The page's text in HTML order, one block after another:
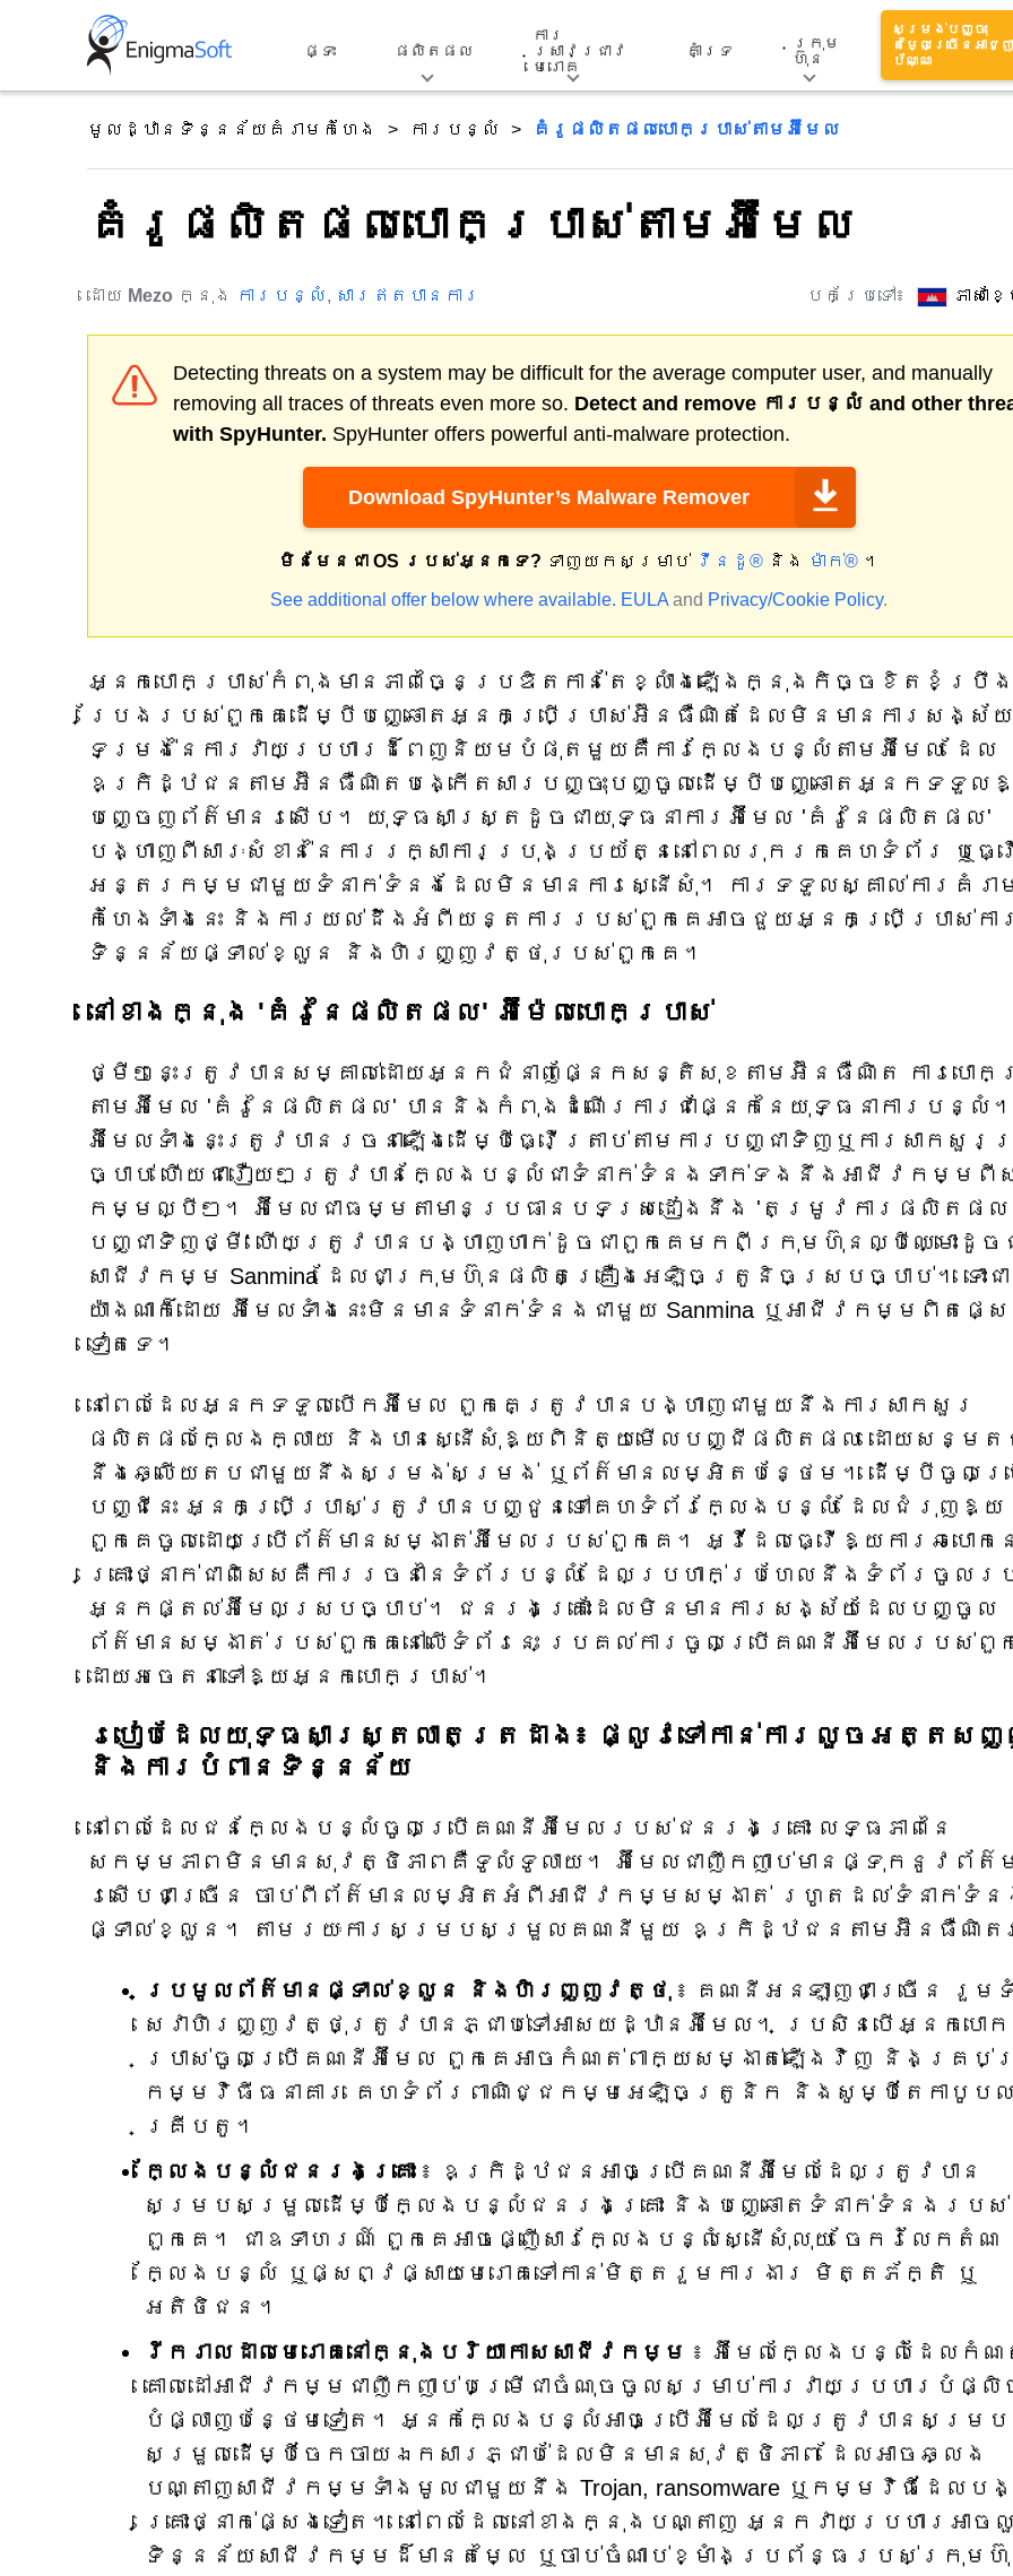
ផ្ទះ ផលិតផល
ការ
ស្រាវជ្រាវ
មេរោគ
គាំទ្រ
ក្រុម
ហ៊ុន
សម្រង់បញ្ចុះ
តម្លៃច្រើនអាជ្ញា
ប័ណ្ណ
មូលដ្ឋានទិន្នន័យគំរាមកំហែង ការបន្លំ គំរូផលិតផលបោកប្រាស់តាមអ៊ីមែល
គំរូផលិតផលបោកប្រាស់តាមអ៊ីមែល
ដោយ Mezo ក្នុង ការបន្លំ, សារឥតបានការ បកប្រែទៅ៖ ភាសាខ្
Detecting threats on a system may be difficult for the average computer user, and manually
removing all traces of threats even more so. Detect and remove ការបន្លំ and other
with SpyHunter. SpyHunter offers powerful anti-malware protection.
Download SpyHunter’s Malware Remover
មិនមែនជា OS របស់អ្នកទេ? ទាញយកសម្រាប់ វីនដូ®និង ម៉ាក់®។
See additional offer below where available. EULA and Privacy/Cookie Policy.
អ្នកបោកប្រាស់កំពុងមានភាពច្នៃប្រឌិតកាន់តែខ្លាំងឡើងក្នុងកិច្ចខិតខំប្រឹង
ប្រែងរបស់ពួកគេដើម្បីបញ្ឆោតអ្នកប្រើប្រាស់អ៊ីនធឺណិតដែលមិនមានការសង្ស័
ទម្រង់នៃការវាយប្រហារដ៏ពេញនិយមបំផុតមួយគឺការក្លែងបន្លំតាមអ៊ីមែល ដែល
ឧក្រិដ្ឋជនតាមអ៊ីនធឺណិតបង្កើតសារបញ្ចុះបញ្ចូលដើម្បីបញ្ឆោតអ្នកទទួល
បញ្ចេញព័ត៌មានរសើប។ យុទ្ធសាស្ត្រដូចជាយុទ្ធនាការអ៊ីមែល 'គំរូនៃផលិតផល'
បង្ហាញពីសារៈសំខាន់នៃការរក្សាការប្រុងប្រយ័ត្ននៅពេលរុករកគេហទំព័រ ឬធ្វ
អន្តរកម្មជាមួយទំនាក់ទំនងដែលមិនមានការស្នើសុំ។ ការទទួលស្គាល់ការគំរា
កំហែងទាំងនេះ និងការយល់ដឹងអំពីយន្តការរបស់ពួកគេអាចជួយអ្នកប្រើប្រាស់ការ
ទិន្នន័យផ្ទាល់ខ្លួន និងហិរញ្ញវត្ថុរបស់ពួកគេ។
នៅខាងក្នុង 'គំរូនៃផលិតផល' អ៊ីម៉ែលបោកប្រាស់
ថ្មីៗនេះត្រូវបានសម្គាល់ដោយអ្នកជំនាញផ្នែកសន្តិសុខតាមអ៊ីនធឺណិត ការបោក
តាមអ៊ីមែល 'គំរូនៃផលិតផល' បាននិងកំពុងដំណើរការជាផ្នែកនៃយុទ្ធនាការបន្លំ។
អ៊ីមែលទាំងនេះត្រូវបានរចនាឡើងដើម្បីធ្វើត្រាប់តាមការបញ្ជាទិញឬការសាកសួរ
ច្បាប់ ហើយជារឿយៗត្រូវបានក្លែងបន្លំជាទំនាក់ទំនងទាក់ទងនឹងអាជីវកម្មពីស
កម្មល្បីៗ។ អ៊ីមែលជាធម្មតាមានប្រធានបទស្រដៀងនឹង 'តម្រូវការផលិតផល
បញ្ជាទិញថ្មី' ហើយត្រូវបានបង្ហាញហាក់ដូចជាពួកគេមកពីក្រុមហ៊ុនល្បីឈ្មោះដូចជ
សាជីវកម្ម Sanmina ដែលជាក្រុមហ៊ុនផលិតគ្រឿងអេឡិចត្រូនិចស្របច្បាប់។ ទោះជា
យ៉ាងណាក៏ដោយ អ៊ីមែលទាំងនេះមិនមានទំនាក់ទំនងជាមួយ Sanmina ឬអាជីវកម្មពិតផ្ស
ទៀតទេ។
នៅពេលដែលអ្នកទទួលបើកអ៊ីមែល ពួកគេត្រូវបានបង្ហាញជាមួយនឹងការសាកសួរ
ផលិតផលក្លែងក្លាយ និងបានស្នើសុំឱ្យពិនិត្យមើលបញ្ជីផលិតផល ដោយសន្មតថ
នឹងឆ្លើយតបជាមួយនឹងសម្រង់សម្រង់ ឬព័ត៌មានលម្អិតបន្ថែម។ ដើម្បីចូលប្រ
បញ្ជីនេះ អ្នកប្រើប្រាស់ត្រូវបានបញ្ជូនទៅគេហទំព័រក្លែងបន្លំ ដែលជំរុញឱ្យ
ពួកគេចូលដោយប្រើព័ត៌មានសម្ងាត់អ៊ីមែលរបស់ពួកគេ។ អ្វីដែលធ្វើឱ្យការឆបោកនេ
គ្រោះថ្នាក់ជាពិសេសគឺការរចនានៃទំព័របន្លំ ដែលប្រហាក់ប្រហែលនឹងទំព័រចូលរ
អ្នកផ្តល់អ៊ីមែលស្របច្បាប់។ ជនរងគ្រោះដែលមិនមានការសង្ស័យដែលបញ្ចូល
ព័ត៌មានសម្ងាត់របស់ពួកគេនៅលើទំព័រនេះ ប្រគល់ការចូលប្រើគណនីអ៊ីមែលរបស់ពួក
ដោយអចេតនាទៅឱ្យអ្នកបោកប្រាស់។
របៀបដែលយុទ្ធសាស្ត្រលាតត្រដាង៖ ផ្លូវទៅកាន់ការលួចអត្តសញ្
និងការបំពានទិន្នន័យ
នៅពេលដែលជនក្លែងបន្លំចូលប្រើគណនីអ៊ីមែលរបស់ជនរងគ្រោះ លទ្ធភាពនៃ
សកម្មភាពមិនមានសុវត្ថិភាពគឺទូលំទូលាយ។ អ៊ីមែលជាញឹកញាប់មានផ្ទុកនូវព័ត៌ម
រសើបជាច្រើន ចាប់ពីព័ត៌មានលម្អិតអំពីអាជីវកម្មសម្ងាត់ រហូតដល់ទំនាក់ទំន
ផ្ទាល់ខ្លួន។ តាមរយៈការសម្របសម្រួលគណនីមួយ ឧក្រិដ្ឋជនតាមអ៊ីនធឺណិតអ
ប្រមូលព័ត៌មានផ្ទាល់ខ្លួន និងហិរញ្ញវត្ថុ៖ គណនីអនឡាញជាច្រើន រួមទ
សេវាហិរញ្ញវត្ថុត្រូវបានភ្ជាប់ទៅអាសយដ្ឋានអ៊ីមែល។ ប្រសិនបើអ្នកបោក
ប្រាស់ចូលប្រើគណនីអ៊ីមែល ពួកគេអាចកំណត់ពាក្យសម្ងាត់ឡើងវិញ និងគ្រប់
កម្មវិធីធនាគារ គេហទំព័រពាណិជ្ជកម្មអេឡិចត្រូនិក និងសូម្បីតែកាបូប
គ្រីបតូ។
ក្លែងបន្លំជនរងគ្រោះ៖ ឧក្រិដ្ឋជនអាចប្រើគណនីអ៊ីមែលដែលត្រូវបាន
សម្របសម្រួលដើម្បីក្លែងបន្លំជនរងគ្រោះ និងបញ្ឆោតទំនាក់ទំនងរបស់
ពួកគេ។ ជាឧទាហរណ៍ ពួកគេអាចផ្ញើសារក្លែងបន្លំស្នើសុំលុយ ចែករំលែកតំណ
ក្លែងបន្លំ ឬផ្សព្វផ្សាយមេរោគទៅកាន់មិត្តរួមការងារ មិត្តភ័ក្តិ ឬ
អតិថិជន។
រីករាលដាលមេរោគនៅក្នុងបរិយាកាសសាជីវកម្ម ៖ អ៊ីមែលក្លែងបន្លំដែលកំ
គោលដៅអាជីវកម្មជាញឹកញាប់បម្រើជាចំណុចចូលសម្រាប់ការវាយប្រហារបំផ្លិ
បំផ្លាញបន្ថែមទៀត។ អ្នកក្លែងបន្លំអាចប្រើអ៊ីមែលដែលត្រូវបានសម្រប
សម្រួលដើម្បីចែកចាយឯកសារភ្ជាប់ដែលមិនមានសុវត្ថិភាព ដែលអាចឆ្លង
បណ្តាញសាជីវកម្មទាំងមូលជាមួយនឹង Trojan, ransomware ឬកម្មវិធីដែលប
គ្រោះថ្នាក់ផ្សេងទៀត។ នៅពេលដែលនៅខាងក្នុងបណ្តាញ អ្នកវាយប្រហារអាច
ទិន្នន័យសាជីវកម្មដ៏មានតម្លៃ ឬចាប់ចំណាប់ខ្មាំងប្រព័ន្ធរបស់ក្រុមហ៊ុ